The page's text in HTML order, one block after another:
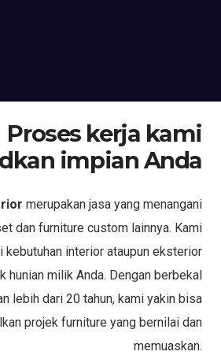
Proses kerja kami
impian Anda
merupakan jasa yang menangani
dan furniture custom lainnya. Kami
kebutuhan interior ataupun eksterior
hunian milik Anda. Dengan berbekal
lebih dari 20 tahun, kami yakin bisa
projek furniture yang bernilai dan
memuaskan.